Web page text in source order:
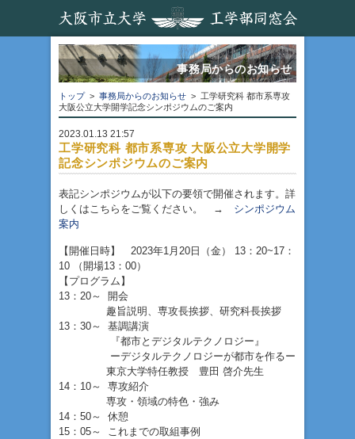
事務局からのお知らせ
トップ > 事務局からのお知らせ > 工学研究科 都市系専攻
大阪公立大学開学記念シンポジウムのご案内
2023.01.13 21:57
工学研究科 都市系専攻 大阪公立大学開学
記念シンポジウムのご案内
表記シンポジウムが以下の要領で開催されます。詳
しくはこちらをご覧ください。 → シンポジウム
案内
【開催日時】 2023年1月20日（金） 13：20~17：
10 （開場13：00）
【プログラム】
13：20～ 開会
趣旨説明、専攻長挨拶、研究科長挨拶
13：30～ 基調講演
『都市とデジタルテクノロジー』
ーデジタルテクノロジーが都市を作るー
東京大学特任教授 豊田 啓介先生
14：10～ 専攻紹介
専攻・領域の特色・強み
14：50～ 休憩
15：05～ これまでの取組事例